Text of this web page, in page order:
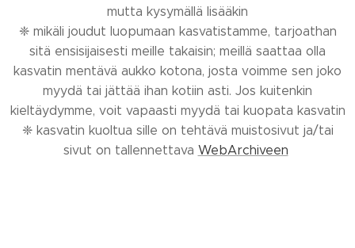
mutta kysymällä lisääkin
❈ mikäli joudut luopumaan kasvatistamme, tarjoathan
sitä ensisijaisesti meille takaisin; meillä saattaa olla
kasvatin mentävä aukko kotona, josta voimme sen joko
myydä tai jättää ihan kotiin asti. Jos kuitenkin
kieltäydymme, voit vapaasti myydä tai kuopata kasvatin
❈ kasvatin kuoltua sille on tehtävä muistosivut ja/tai
sivut on tallennettava WebArchiveen